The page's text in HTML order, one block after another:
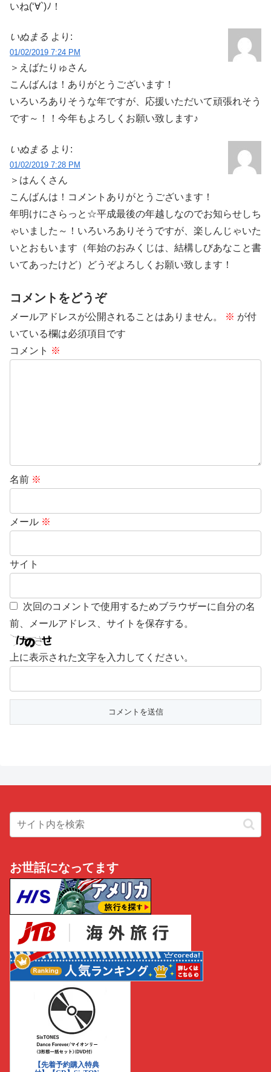
いね(‘∀`)ﾉ！
いぬまる より:
01/02/2019 7:24 PM
＞えばたりゅさん
こんばんは！ありがとうございます！
いろいろありそうな年ですが、応援いただいて頑張れそう
です～！！今年もよろしくお願い致します♪
いぬまる より:
01/02/2019 7:28 PM
＞はんくさん
こんばんは！コメントありがとうございます！
年明けにさらっと☆平成最後の年越しなのでお知らせしち
ゃいました～！いろいろありそうですが、楽しんじゃいた
いとおもいます（年始のおみくじは、結構しびあなこと書
いてあったけど）どうぞよろしくお願い致します！
コメントをどうぞ
メールアドレスが公開されることはありません。 ※ が付
いている欄は必須項目です
コメント ※
名前 ※
メール ※
サイト
次回のコメントで使用するためブラウザーに自分の名
前、メールアドレス、サイトを保存する。
上に表示された文字を入力してください。
お世話になってます